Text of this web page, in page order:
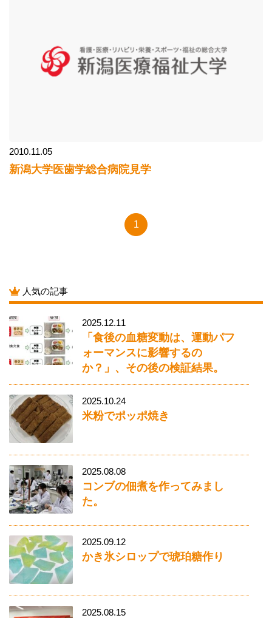
2010.11.05
新潟大学医歯学総合病院見学
1
人気の記事
2025.12.11
「食後の血糖変動は、運動パフ
ォーマンスに影響するの
か？」、その後の検証結果。
2025.10.24
米粉でポッポ焼き
2025.08.08
コンブの佃煮を作ってみまし
た。
2025.09.12
かき氷シロップで琥珀糖作り
2025.08.15